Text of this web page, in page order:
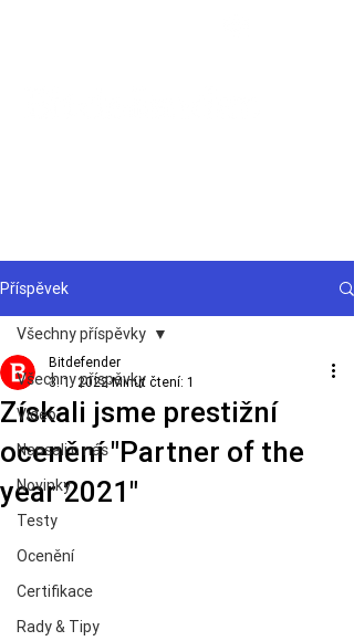
Příspěvek
Všechny příspěvky
Video
Napsali o nás
Novinky
Testy
Ocenění
Certifikace
Rady & Tipy
Všechny příspěvky
Získali jsme prestižní
ocenění "Partner of the
year 2021"​
Bitdefender
3. 1. 2022 Minut čtení: 1